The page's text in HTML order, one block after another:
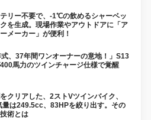
リー不要で、-1℃の飲めるシャーベッ
クを生成。現場作業やアウトドアに「ア
メーカー」が便利！
式、37年間ワンオーナーの意地！」S13
馬力のツインチャージ仕様で覚醒
クリアした、2ストVツインバイク、
量は249.5cc、83HPを絞り出す。その
術とは